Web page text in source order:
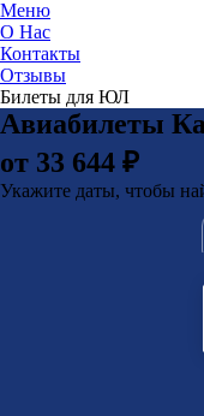
Меню
О Нас
Контакты
Отзывы
Билеты для ЮЛ
Авиабилеты
от 33 644 ₽
Укажите даты, чтобы